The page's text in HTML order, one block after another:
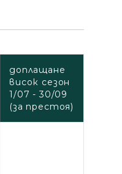
доплащане
висок сезон
1/07 - 30/09
(за престоя)